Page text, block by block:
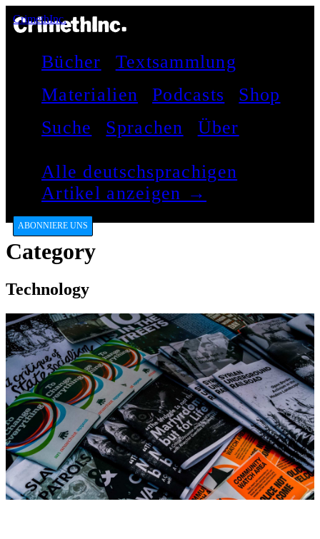
CrimethInc.
Bücher
Textsammlung
Materialien
Podcasts
Shop
Suche
Sprachen Über
Alle deutschsprachigen
Artikel anzeigen →
ABONNIERE UNS
Category
Technology